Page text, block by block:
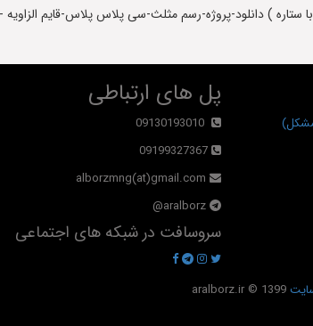
) دانلود-پروژه-رسم مثلث-سی پلاس پلاس-قایم الزاویه -
مشکل)
پل های ارتباطی
09130193010
09199327367
alborzmng(at)gmail.com
aralborz@
سروسافت در شبکه های اجتماعی
aralborz.ir © 1399